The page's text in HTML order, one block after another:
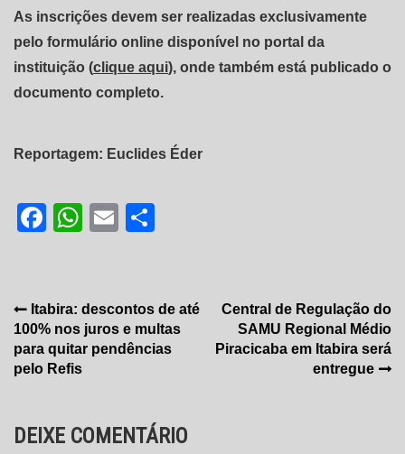
As inscrições devem ser realizadas exclusivamente
pelo formulário online disponível no portal da
instituição (clique aqui), onde também está publicado o
documento completo.
Reportagem: Euclides Éder
Facebook
WhatsApp
Email
Navegação
de
Post
Itabira: descontos de até
100% nos juros e multas
para quitar pendências
pelo Refis
Central de Regulação do
SAMU Regional Médio
Piracicaba em Itabira será
entregue
DEIXE COMENTÁRIO